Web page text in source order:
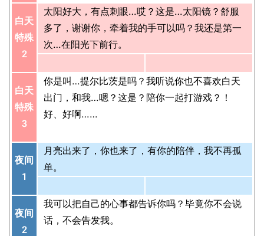
白天
特殊
2
太阳好大，有点刺眼…哎？这是…太阳镜？舒服
多了，谢谢你，牵着我的手可以吗？我还是第一
次…在阳光下前行。
白天
特殊
3
你是叫…提尔比茨是吗？我听说你也不喜欢白天
出门，和我…嗯？这是？陪你一起打游戏？！
好、好啊……
夜间
1
月亮出来了，你也来了，有你的陪伴，我不再孤
单。
夜间
2
我可以把自己的心事都告诉你吗？毕竟你不会说
话，不会告发我。